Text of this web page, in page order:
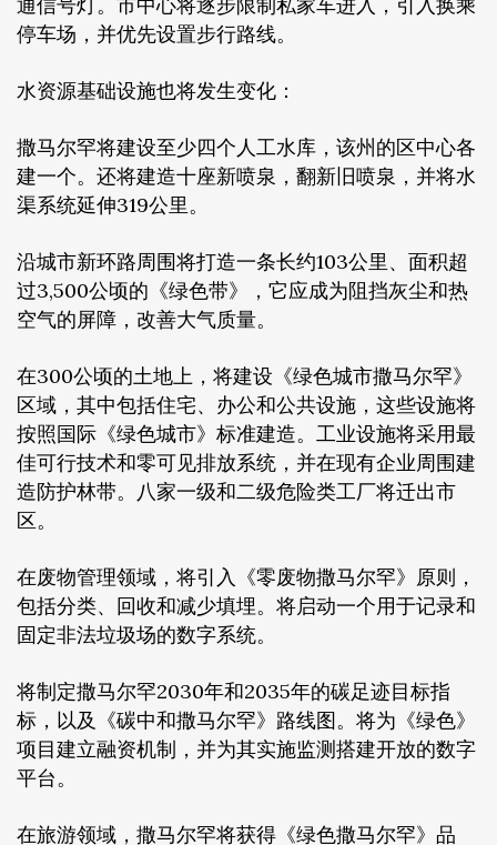
停车场，并优先设置步行路线。
水资源基础设施也将发生变化：
撒马尔罕将建设至少四个人工水库，该州的区中心各
建一个。还将建造十座新喷泉，翻新旧喷泉，并将水
渠系统延伸319公里。
沿城市新环路周围将打造一条长约103公里、面积超
过3,500公顷的《绿色带》，它应成为阻挡灰尘和热
空气的屏障，改善大气质量。
在300公顷的土地上，将建设《绿色城市撒马尔罕》
区域，其中包括住宅、办公和公共设施，这些设施将
按照国际《绿色城市》标准建造。工业设施将采用最
佳可行技术和零可见排放系统，并在现有企业周围建
造防护林带。八家一级和二级危险类工厂将迁出市
区。
在废物管理领域，将引入《零废物撒马尔罕》原则，
包括分类、回收和减少填埋。将启动一个用于记录和
固定非法垃圾场的数字系统。
将制定撒马尔罕2030年和2035年的碳足迹目标指
标，以及《碳中和撒马尔罕》路线图。将为《绿色》
项目建立融资机制，并为其实施监测搭建开放的数字
平台。
在旅游领域，撒马尔罕将获得《绿色撒马尔罕》品